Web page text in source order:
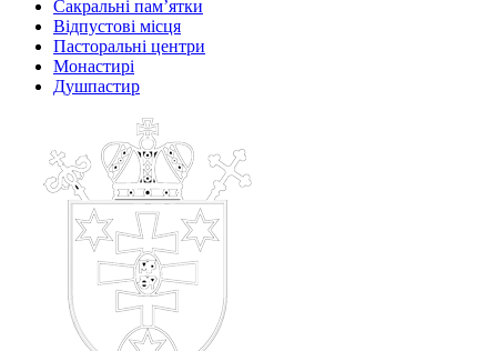
Сакральні пам’ятки
Відпустові місця
Пасторальні центри
Монастирі
Душпастир